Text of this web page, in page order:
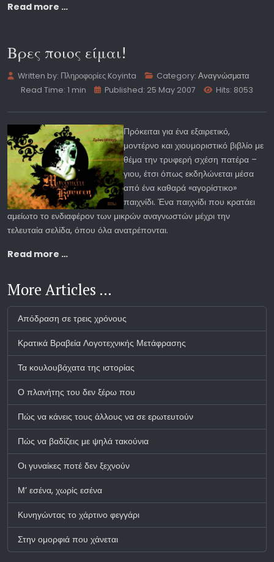
Read more …
Βρες ποιος είμαι!
Written by: Πληροφορίες Koyinta Category:Αναγνώσματα
Read Time: 1 min
Published: 25 May 2007 Hits: 8053
Πρόκειται για ένα εξαιρετικό,
μοντέρνο και χιουμοριστικό βιβλίο με
θέμα την τρυφερή σχέση πατέρα –
γιου, έτσι όπως εκδηλώνεται μέσα
από ένα καθαρά «αγορίστικο»
παιχνίδι. Ένα παιχνίδι που κρατάει
αμείωτο το ενδιαφέρον των μικρών αναγνωστών μέχρι την
τελευταία σελίδα, όπου όλα ανατρέπονται.
Read more …
More Articles …
Απόδραση σε τρεις χρόνους
Κρατικά Βραβεία Λογοτεχνικής Μετάφρασης
Τα κουλουβάχατα της ιστορίας
Ο πλανήτης του δεν ξέρω που
Πώς να κάνεις τους άλλους να σε ερωτευτούν
Πώς να βαδίζεις με ψηλά τακούνια
Οι γυναίκες ποτέ δεν ξεχνούν
Μ’ εσένα, χωρίς εσένα
Κυνηγώντας το χάρτινο φεγγάρι
Στην ομορφιά που χάνεται